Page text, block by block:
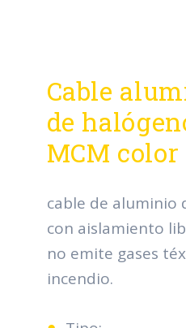
Cable
de
MCM
cable de aluminio
con aislamiento
no emite gases
incendio.